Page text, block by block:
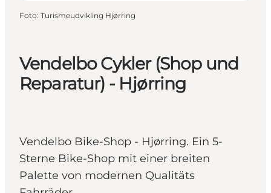
Vendelbo Cykler (Shop und
Reparatur) - Hjørring
Vendelbo Bike-Shop - Hjørring. Ein 5-
Sterne Bike-Shop mit einer breiten
Palette von modernen Qualitäts
Foto: Turismeudvikling Hjørring